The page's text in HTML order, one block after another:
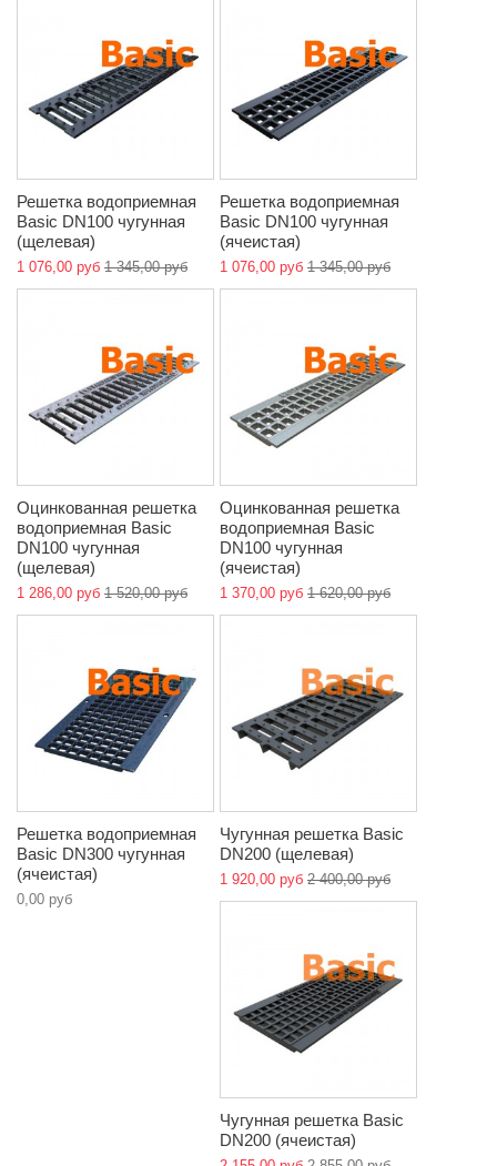
Решетка водоприемная
Basic DN100 чугунная
(щелевая)
1 076,00 руб 1 345,00 руб
Решетка водоприемная
Basic DN100 чугунная
(ячеистая)
1 076,00 руб 1 345,00 руб
Оцинкованная решетка
водоприемная Basic
DN100 чугунная
(щелевая)
1 286,00 руб 1 520,00 руб
Оцинкованная решетка
водоприемная Basic
DN100 чугунная
(ячеистая)
1 370,00 руб 1 620,00 руб
Решетка водоприемная
Basic DN300 чугунная
(ячеистая)
0,00 руб
Чугунная решетка Basic
DN200 (щелевая)
1 920,00 руб 2 400,00 руб
Чугунная решетка Basic
DN200 (ячеистая)